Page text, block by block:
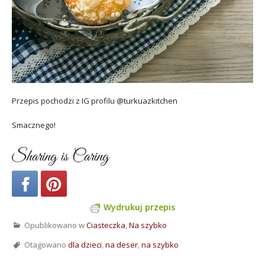
Przepis pochodzi z IG profilu @turkuazkitchen
Smacznego!
Sharing is Caring
Wydrukuj przepis
Opublikowano wCiasteczka,Na szybko
Otagowano dla dzieci,na deser,na szybko